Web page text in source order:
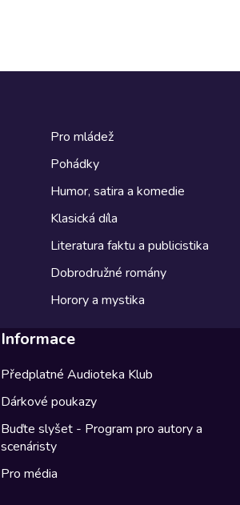
Pro mládež
Pohádky
Humor, satira a komedie
Klasická díla
Literatura faktu a publicistika
Dobrodružné romány
Horory a mystika
Informace
Předplatné Audioteka Klub
Dárkové poukazy
Buďte slyšet - Program pro autory a
scenáristy
Pro média